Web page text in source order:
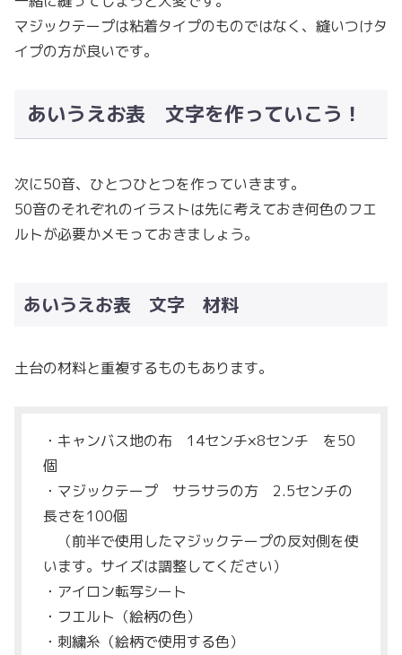
マジックテープは粘着タイプのものではなく、縫いつけタ
イプの方が良いです。
あいうえお表 文字を作っていこう！
次に50音、ひとつひとつを作っていきます。
50音のそれぞれのイラストは先に考えておき何色のフエ
ルトが必要かメモっておきましょう。
あいうえお表 文字 材料
土台の材料と重複するものもあります。
・キャンバス地の布 14センチ×8センチ を50
個
・マジックテープ サラサラの方 2.5センチの
長さを100個
（前半で使用したマジックテープの反対側を使
います。サイズは調整してください）
・アイロン転写シート
・フエルト（絵柄の色）
・刺繍糸（絵柄で使用する色）